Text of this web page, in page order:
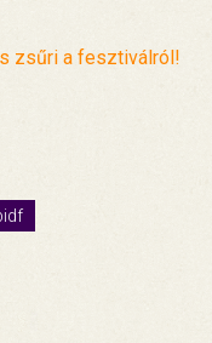
zsűri a fesztiválról!